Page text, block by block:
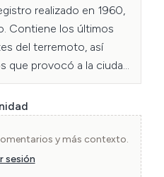
realizado en 1960,
Contiene los últimos
del terremoto, así
que provocó a la ciudad
y más contexto.
sesión